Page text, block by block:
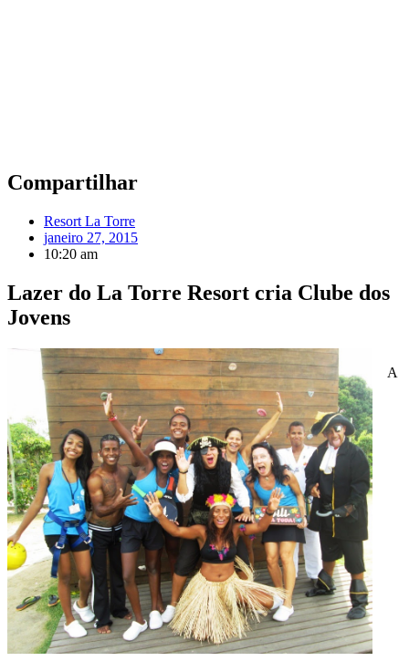
Compartilhar
Resort La Torre
janeiro 27, 2015
10:20 am
Lazer do La Torre Resort cria Clube dos
Jovens
A